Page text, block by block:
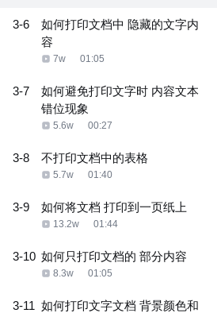
3-6
如何打印文档中 隐藏的文字内
容
7w 01:05
3-7
如何避免打印文字时 内容文本
错位现象
5.6w 00:27
3-8 不打印文档中的表格
5.7w 01:40
3-9 如何将文档 打印到一页纸上
13.2w 01:44
3-10 如何只打印文档的 部分内容
8.3w 01:05
3-11 如何打印文字文档 背景颜色和